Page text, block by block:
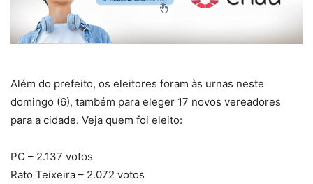
Além do prefeito, os eleitores foram às urnas neste
domingo (6), também para eleger 17 novos vereadores
para a cidade. Veja quem foi eleito:
PC – 2.137 votos
Rato Teixeira – 2.072 votos